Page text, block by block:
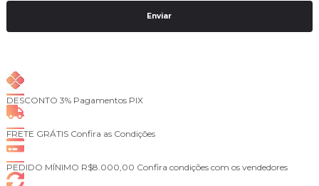
Enviar
DESCONTO 3% Pagamentos PIX
FRETE GRÁTIS Confira as Condições
PEDIDO MÍNIMO R$8.000,00 Confira condições com os vendedores